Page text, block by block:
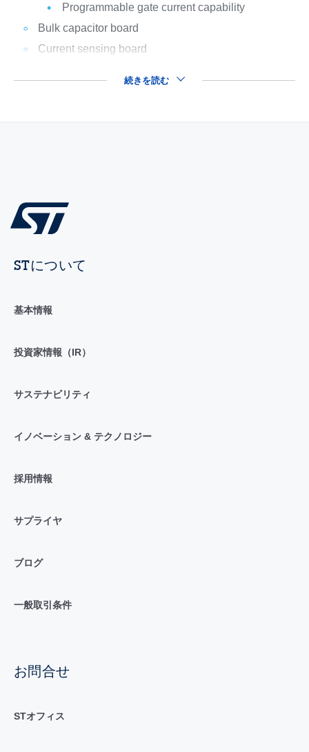
Programmable gate current capability
Bulk capacitor board
Current sensing board
続きを読む
STについて
基本情報
投資家情報（IR）
サステナビリティ
イノベーション & テクノロジー
採用情報
サプライヤ
ブログ
一般取引条件
お問合せ
STオフィス